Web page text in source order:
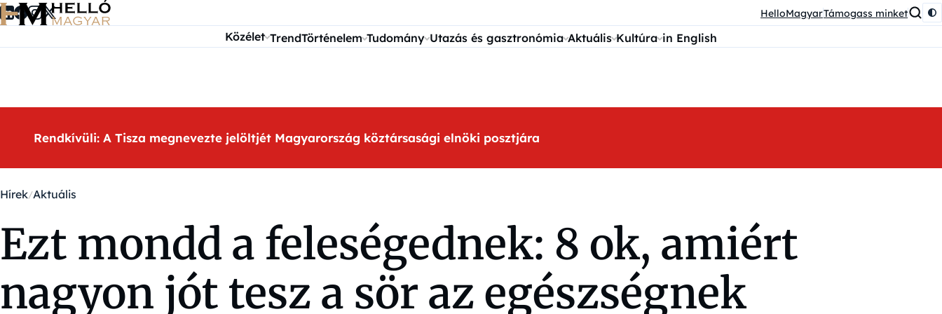
Ugrás a tartalomra HelloMagyarTámogass minket
Közélet TrendTörténelem Tudomány Utazás és gasztronómia Aktuális Kultúra in English
Rendkívüli: A Tisza megnevezte jelöltjét Magyarország köztársasági elnöki posztjára
Hírek Aktuális
Ezt mondd a feleségednek: 8 ok, amiért
nagyon jót tesz a sör az egészségnek